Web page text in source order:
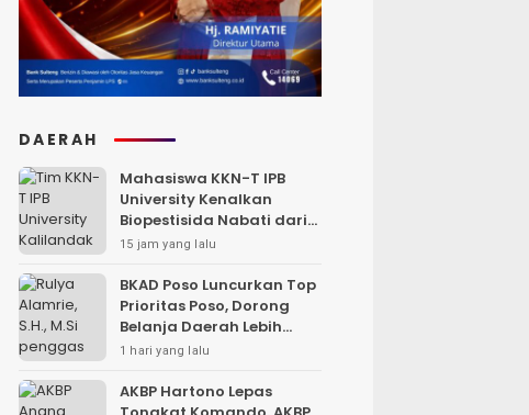
DAERAH
Mahasiswa KKN-T IPB
University Kenalkan
Biopestisida Nabati dari
Daun Pepaya
15 jam yang lalu
BKAD Poso Luncurkan Top
Prioritas Poso, Dorong
Belanja Daerah Lebih
Efektif dan Tepat
1 hari yang lalu
AKBP Hartono Lepas